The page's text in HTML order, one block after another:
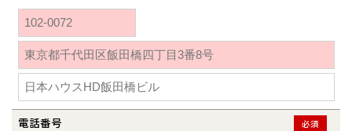
電話番号 必須
福井
茨城
栃木
群馬
三重
兵庫
奈良
滋賀
香川
愛媛
鳥取
福岡
佐賀
熊本
分譲マンション
※現住所のある都道府県以外の建築予定地の方でも現住所の有るお近
くの展示場又は店舗にお問合せください。
応します。お気軽にご相談ください。
いわき
福井県
千葉県
柏
茨城県
水戸
栃木県
宇都宮
三重県
奈良県
奈良
香川県
高松
愛媛県
松山
福岡県
佐賀県
佐賀
熊本県
熊本
大分県
大分